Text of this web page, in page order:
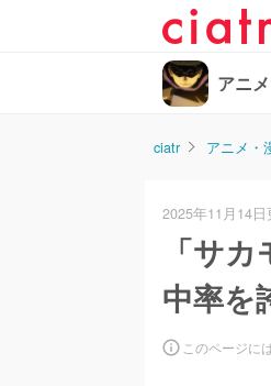
アニ
ciatr アニメ・
2025年11月14日
「サ
中率を
このページに